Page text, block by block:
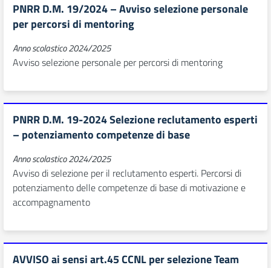
PNRR D.M. 19/2024 – Avviso selezione personale
per percorsi di mentoring
Anno scolastico 2024/2025
Avviso selezione personale per percorsi di mentoring
PNRR D.M. 19-2024 Selezione reclutamento esperti
– potenziamento competenze di base
Anno scolastico 2024/2025
Avviso di selezione per il reclutamento esperti. Percorsi di
potenziamento delle competenze di base di motivazione e
accompagnamento
AVVISO ai sensi art.45 CCNL per selezione Team